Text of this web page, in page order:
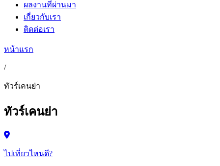
ผลงานที่ผ่านมา
เกี่ยวกับเรา
ติดต่อเรา
หน้าแรก
/
ทัวร์เคนย่า
ทัวร์เคนย่า
ไปเที่ยวไหนดี?